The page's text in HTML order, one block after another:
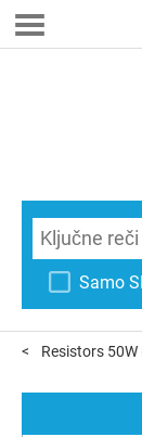
Samo
Resistors 50W